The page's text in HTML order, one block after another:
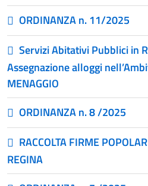
ORDINANZA n. 11/2025
Servizi Abitativi Pubblici in
Assegnazione alloggi
MENAGGIO
ORDINANZA n. 8 /2025
RACCOLTA FIRME
REGINA